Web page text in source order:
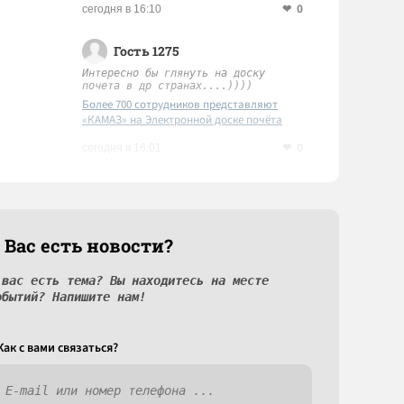
сегодня в 16:10 0
Гость 1275
Интересно бы глянуть на доску
почета в др странах....))))
Более 700 сотрудников представляют
«КАМАЗ» на Электронной доске почёта
есть новости?
есть тема? Вы находитесь на месте
Напишите нам!
c вами связаться?